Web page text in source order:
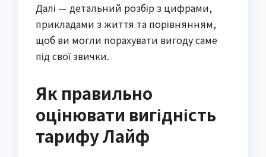
Далі — детальний розбір з цифрами,
прикладами з життя та порівнянням,
щоб ви могли порахувати вигоду саме
під свої звички.
Як правильно
оцінювати вигідність
тарифу Лайф